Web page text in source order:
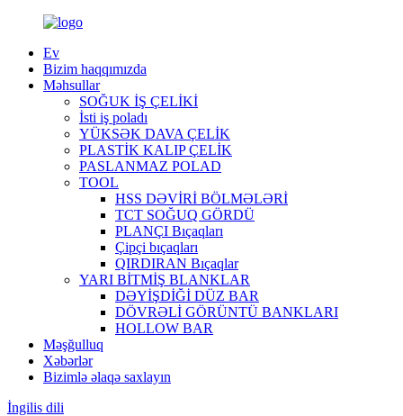
Ev
Bizim haqqımızda
Məhsullar
SOĞUK İŞ ÇELİKİ
İsti iş poladı
YÜKSƏK DAVA ÇELİK
PLASTİK KALIP ÇELİK
PASLANMAZ POLAD
TOOL
HSS DƏVİRİ BÖLMƏLƏRİ
TCT SOĞUQ GÖRDÜ
PLANÇI Bıçaqları
Çipçi bıçaqları
QIRDIRAN Bıçaqlar
YARI BİTMİŞ BLANKLAR
DƏYİŞDİĞİ DÜZ BAR
DÖVRƏLİ GÖRÜNTÜ BANKLARI
HOLLOW BAR
Məşğulluq
Xəbərlər
Bizimlə əlaqə saxlayın
İngilis dili